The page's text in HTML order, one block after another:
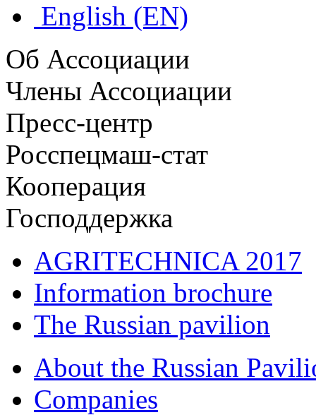
English (EN)
Об Ассоциации
Члены Ассоциации
Пресс-центр
Росспецмаш-стат
Кооперация
Господдержка
AGRITECHNICA 2017
Information brochure
The Russian pavilion
About the Russian
Companies